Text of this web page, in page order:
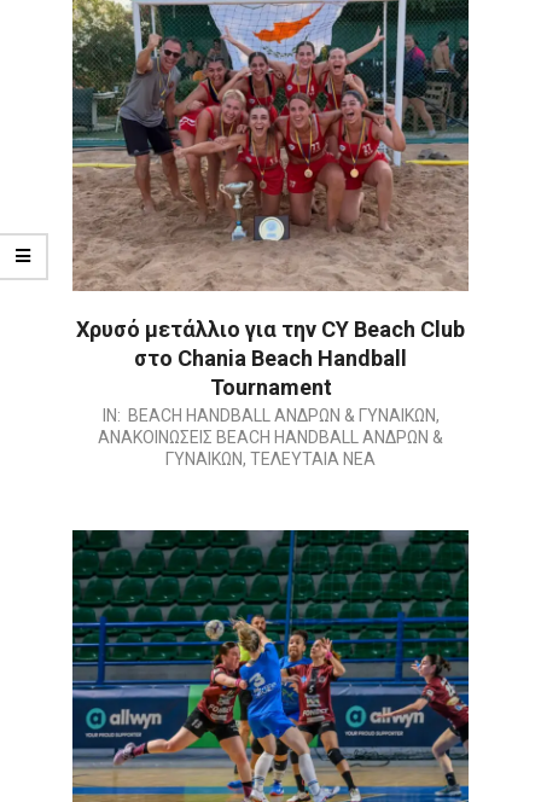
Χρυσό μετάλλιο για την CY Beach Club
στο Chania Beach Handball
Tournament
2026-
IN: BEACH HANDBALL ΑΝΔΡΩΝ & ΓΥΝΑΙΚΩΝ,
ΑΝΑΚΟΙΝΩΣΕΙΣ BEACH HANDBALL ΑΝΔΡΩΝ &
ΓΥΝΑΙΚΩΝ, ΤΕΛΕΥΤΑΙΑ ΝΕΑ